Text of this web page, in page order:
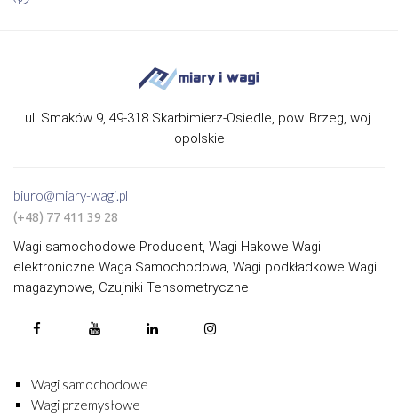
ul. Smaków 9, 49-318 Skarbimierz-Osiedle, pow. Brzeg, woj.
opolskie
biuro@miary-wagi.pl
(+48) 77 411 39 28
Wagi samochodowe Producent, Wagi Hakowe Wagi
elektroniczne Waga Samochodowa, Wagi podkładkowe Wagi
magazynowe, Czujniki Tensometryczne
Wagi samochodowe
Wagi przemysłowe